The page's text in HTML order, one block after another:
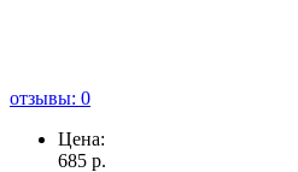
отзывы: 0
Цена:
685 р.